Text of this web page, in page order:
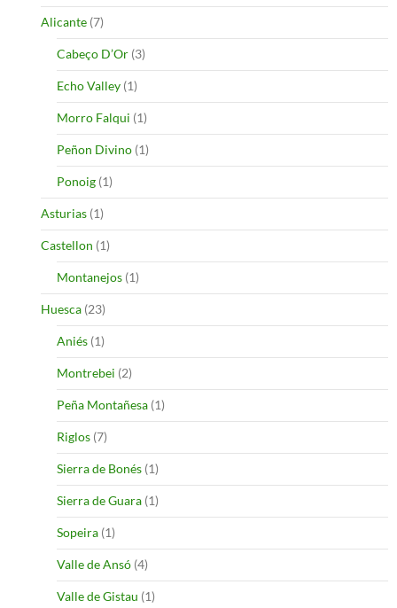
Alicante (7)
Cabeço D’Or (3)
Echo Valley (1)
Morro Falqui (1)
Peñon Divino (1)
Ponoig (1)
Asturias (1)
Castellon (1)
Montanejos (1)
Huesca (23)
Aniés (1)
Montrebei (2)
Peña Montañesa (1)
Riglos (7)
Sierra de Bonés (1)
Sierra de Guara (1)
Sopeira (1)
Valle de Ansó (4)
Valle de Gistau (1)